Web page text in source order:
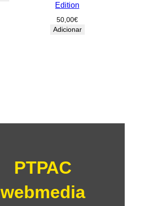
Edition
50,00€
Adicionar
PTPAC
webmedia